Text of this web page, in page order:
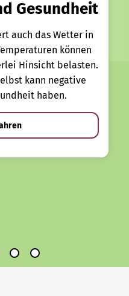
Gesundheit
auch das Wetter in
können
Hinsicht belasten.
kann negative
haben.